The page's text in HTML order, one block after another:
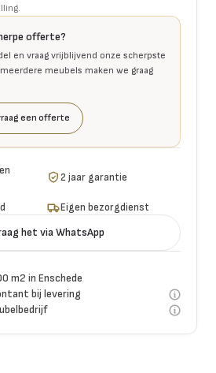
offerte?
en vraag vrijblijvend onze scherpste
meubels maken we graag
een offerte
2 jaar garantie
Eigen bezorgdienst
het via WhatsApp
m2 in Enschede
bij levering